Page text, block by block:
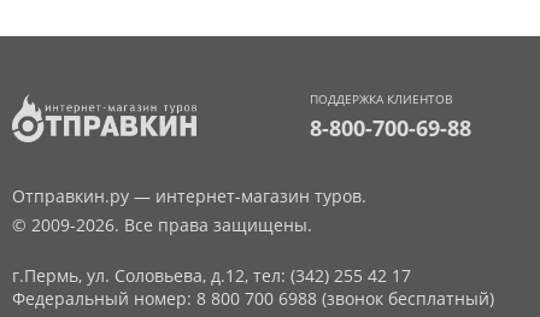
ПОДДЕРЖКА КЛИЕНТОВ
8-800-700-69-88
Отправкин.ру — интернет-магазин туров.
© 2009-2026. Все права защищены.
г.Пермь, ул. Соловьева, д.12, тел: (342) 255 42 17
Федеральный номер: 8 800 700 6988 (звонок бесплатный)